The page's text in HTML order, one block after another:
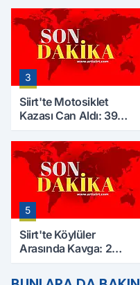
Çalışmaları Başlıyor
3
Siirt'te Motosiklet
Kazası Can Aldı: 39
Hayatını Kaybetti
5
Siirt'te Köylüler
Arasında Kavga: 2
Ağır